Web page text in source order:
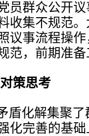
员群众公开
收集不规范
议事流程操
范，前期准
策思考
盾化解集聚
化完善的基